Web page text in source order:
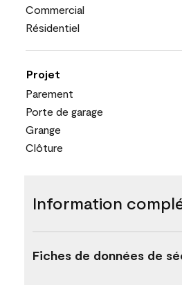
Commercial
Résidentiel
Projet
Parement
Porte de garage
Grange
Clôture
Information
Fiches de données de